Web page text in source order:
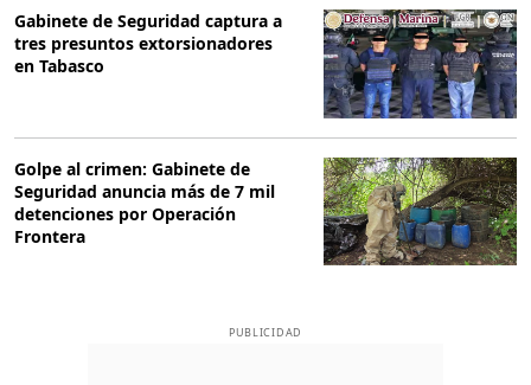
Gabinete de Seguridad captura a
tres presuntos extorsionadores
en Tabasco
Golpe al crimen: Gabinete de
Seguridad anuncia más de 7 mil
detenciones por Operación
Frontera
PUBLICIDAD